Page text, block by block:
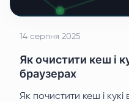
14 серпня 2025
Як очистити кеш і
браузерах
Як почистити кеш і